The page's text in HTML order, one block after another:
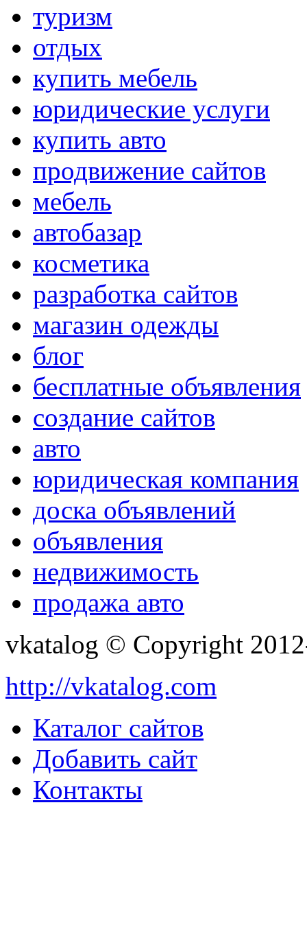
туризм
отдых
купить мебель
юридические услуги
купить авто
продвижение сайтов
мебель
автобазар
косметика
разработка сайтов
магазин одежды
блог
бесплатные объявления
создание сайтов
авто
юридическая компания
доска объявлений
объявления
недвижимость
продажа авто
vkatalog © Copyright
http://vkatalog.com
Каталог сайтов
Добавить сайт
Контакты